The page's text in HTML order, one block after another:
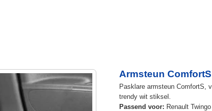
Armsteun
Pasklare armsteun ComfortS,
trendy wit stiksel.
Passend voor: Renault